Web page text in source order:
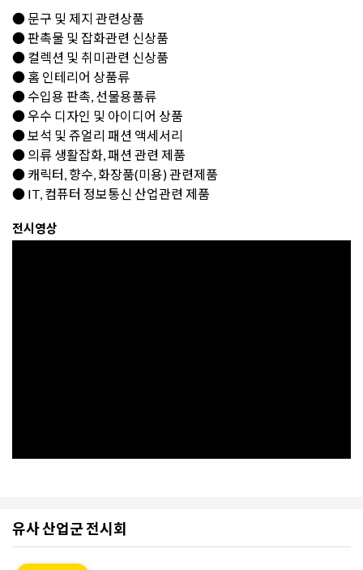
● 문구 및 제지 관련상품
● 판촉물 및 잡화관련 신상품
● 컬렉션 및 취미관련 신상품
● 홈 인테리어 상품류
● 수입용 판촉, 선물용품류
● 우수 디자인 및 아이디어 상품
● 보석 및 쥬얼리 패션 액세서리
● 의류 생활잡화, 패션 관련 제품
● 캐릭터, 향수, 화장품(미용) 관련제품
● IT, 컴퓨터 정보통신 산업관련 제품
전시영상
유사 산업군 전시회